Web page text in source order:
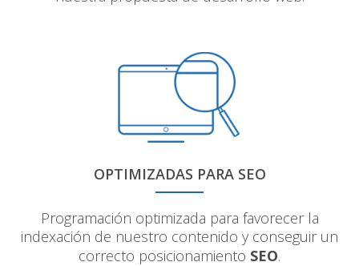
OPTIMIZADAS PARA SEO
Programación optimizada para favorecer la
indexación de nuestro contenido y conseguir un
correcto posicionamiento SEO.